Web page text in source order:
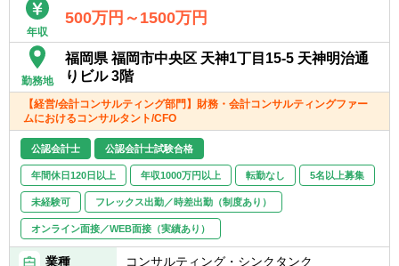
第二新卒から経験豊富なキャリア層まで幅広
く募集しており、柔軟なキャリアパスの構築
を目指しています。
※拠点により、担当業務が異なります。
東京：全部門
大阪：会計/経営コンサル、FAS、M&A仲介
名古屋：会計/経営コンサルのみ
福岡：会計/経営コンサルのみ
北海道：会計/経営コンサルのみ
年収
500万円～1500万円
勤務地
福岡県 福岡市中央区 天神1丁目15‐5 天神明治通
りビル 3階
【経営/会計コンサルティング部門】財務・会計コンサルティングファー
ムにおけるコンサルタント/CFO
公認会計士 公認会計士試験合格
年間休日120日以上 年収1000万円以上 転勤なし 5名以上募集
未経験可 フレックス出勤／時差出勤（制度あり）
オンライン面接／WEB面接（実績あり）
業種 コンサルティング・シンクタンク